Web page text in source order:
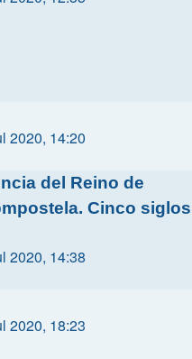
2020, 14:20
del Reino de
Cinco siglos
2020, 14:38
2020, 18:23